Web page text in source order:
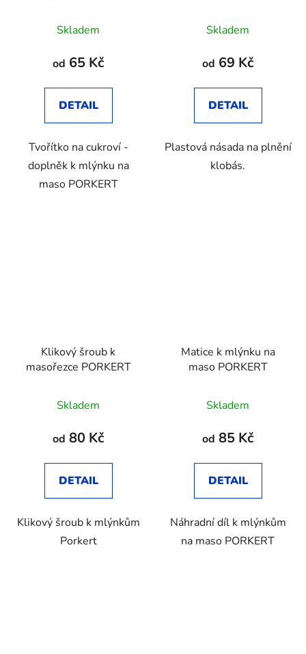
Skladem
od 65 Kč
DETAIL
Tvořítko na cukroví -
doplněk k mlýnku na
maso PORKERT
Skladem
od 69 Kč
DETAIL
Plastová násada na plnění
klobás.
Klikový šroub k
masořezce PORKERT
Skladem
od 80 Kč
DETAIL
Klikový šroub k mlýnkům
Porkert
Matice k mlýnku na
maso PORKERT
hodnocení
produktu
3,8
z
hvězdiček.
Skladem
od 85 Kč
DETAIL
Náhradní díl k mlýnkům
na maso PORKERT